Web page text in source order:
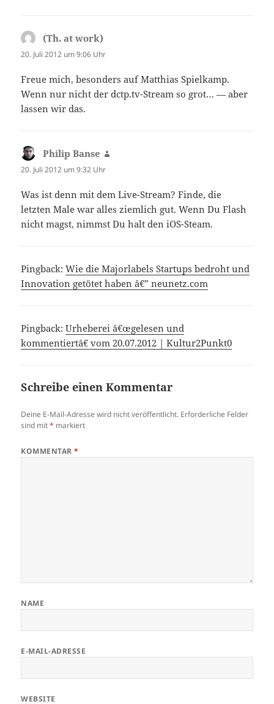
(Th. at work)
20. Juli 2012 um 9:06 Uhr
Freue mich, besonders auf Matthias Spielkamp.
Wenn nur nicht der dctp.tv-Stream so grot… — aber
lassen wir das.
Philip Banse
20. Juli 2012 um 9:32 Uhr
Was ist denn mit dem Live-Stream? Finde, die
letzten Male war alles ziemlich gut. Wenn Du Flash
nicht magst, nimmst Du halt den iOS-Steam.
Pingback:Wie die Majorlabels Startups bedroht und
Innovation getötet haben â€” neunetz.com
Pingback:Urheberei â€œgelesen und
kommentiertâ€ vom 20.07.2012 | Kultur2Punkt0
Schreibe einen Kommentar
Deine E-Mail-Adresse wird nicht veröffentlicht. Erforderliche Felder
sind mit* markiert
KOMMENTAR*
NAME
E-MAIL-ADRESSE
WEBSITE